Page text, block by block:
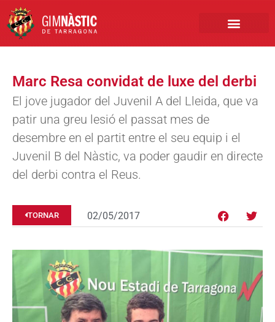
Marc Resa convidat de luxe del derbi
El jove jugador del Juvenil A del Lleida, que va
patir una greu lesió el passat mes de
desembre en el partit entre el seu equip i el
Juvenil B del Nàstic, va poder gaudir en directe
del derbi contra el Reus.
TORNAR 02/05/2017